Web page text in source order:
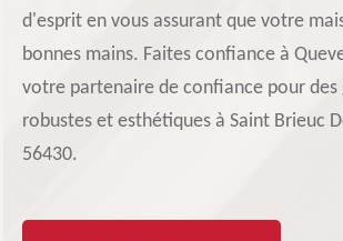
d'esprit en vous assurant que votre
bonnes mains. Faites confiance à
votre partenaire de confiance pour des
robustes et esthétiques à Saint Brieuc
56430.